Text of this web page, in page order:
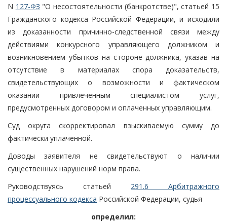
N 127-ФЗ "О несостоятельности (банкротстве)", статьей 15
Гражданского кодекса Российской Федерации, и исходили
из доказанности причинно-следственной связи между
действиями конкурсного управляющего должником и
возникновением убытков на стороне должника, указав на
отсутствие в материалах спора доказательств,
свидетельствующих о возможности и фактическом
оказании привлеченным специалистом услуг,
предусмотренных договором и оплаченных управляющим.
Суд округа скорректировал взыскиваемую сумму до
фактически уплаченной.
Доводы заявителя не свидетельствуют о наличии
существенных нарушений норм права.
Руководствуясь статьей 291.6 Арбитражного
процессуального кодекса Российской Федерации, судья
определил: